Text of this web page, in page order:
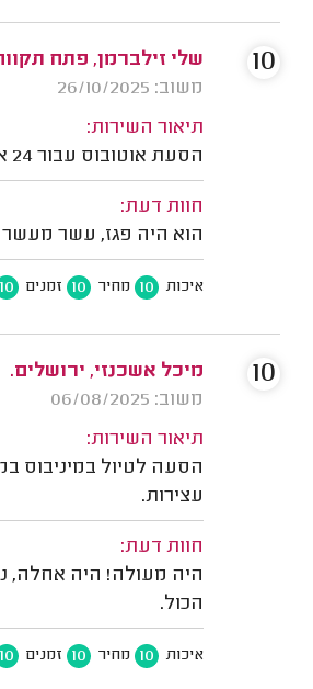
שלי זילברמן, פתח
משוב: 26/10/2025
תיאור השירות:
הסעת אוטובוס עבור 24 איש לירושלים.
חוות דעת:
הוא היה פגז, עשר
איכות 10 מחיר 10 זמנים 10
10
מיכל אשכנזי, ירושלים.
משוב: 06/08/2025
תיאור השירות:
הסעה לטיול במיניבוס
עצירות.
חוות דעת:
היה מעולה! היה אחלה,
הכול.
איכות 10 מחיר 10 זמנים 10
10